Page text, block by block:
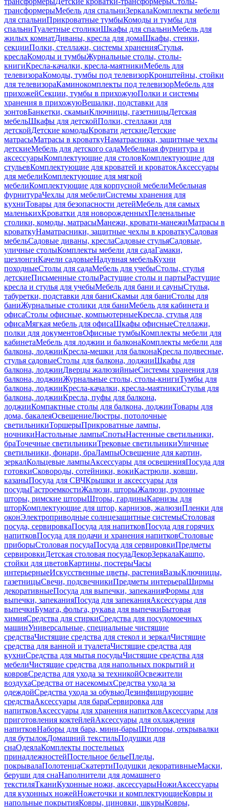
трансформерыМебель для спальниЗеркалаКомплекты мебели
для спальниПрикроватные тумбыКомоды и тумбы для
спальниТуалетные столикиШкафы для спальниМебель для
жилых комнатДиваны, кресла для домаШкафы, стенки,
секцииПолки, стеллажи, системы храненияСтулья,
креслаКомоды и тумбыЖурнальные столы, столы-
книгиКресла-качалки, кресла-маятникиМебель для
телевизораКомоды, тумбы под телевизорКронштейны, стойки
для телевизораКаминокомплекты под телевизорМебель для
прихожейСекции, тумбы в прихожуюПолки и системы
хранения в прихожуюВешалки, подставки для
зонтовБанкетки, скамьиКлючницы, газетницыДетская
мебельШкафы для детскойПолки, стеллажи для
детскойДетские комодыКровати детскиеДетские
матрасыМатрасы в кроваткуНаматрасники, защитные чехлы
детскиеМебель для детского садаМебельная фурнитура и
аксессуарыКомплектующие для столовКомплектующие для
стульевКомплектующие для кроватей и кроватокАксессуары
для мебелиКомплектующие для мягкой
мебелиКомплектующие для корпусной мебелиМебельная
фурнитураЧехлы для мебелиСистемы хранения для
кухниТовары для безопасности детейМебель для самых
маленькихКроватки для новорожденныхПеленальные
столики, комоды, матрасыМанежи, кровати-манежиМатрасы в
кроваткуНаматрасники, защитные чехлы в кроваткуСадовая
мебельСадовые диваны, креслаСадовые стульяСадовые,
уличные столыКомплекты мебели для садаГамаки,
шезлонгиКачели садовыеНадувная мебельКухни
походныеСтолы для садаМебель для учебыСтолы, стулья
детскиеПисьменные столыРастущие столы и партыРастущие
кресла и стулья для учебыМебель для бани и сауныСтулья,
табуретки, подставки для баниСкамьи для баниСтолы для
баниЖурнальные столики для баниМебель для кабинета и
офисаСтолы офисные, компьютерныеКресла, стулья для
офисаМягкая мебель для офисаШкафы офисныеСтеллажи,
полки для документовОфисные тумбыКомплекты мебели для
кабинетаМебель для лоджии и балконаКомплекты мебели для
балкона, лоджииКресла-мешки для балконаКресла подвесные,
стулья садовыеСтолы для балкона, лоджииШкафы для
балкона, лоджииДверцы жалюзийныеСистемы хранения для
балкона, лоджииЖурнальные столы, столы-книгиТумбы для
балкона, лоджииКресла-качалки, кресла-маятникиСтулья для
балкона, лоджииКресла, пуфы для балкона,
лоджииКомпактные столы для балкона, лоджииТовары для
дома, бакалеяОсвещениеЛюстры, потолочные
светильникиТоршерыПрикроватные лампы,
ночникиНастольные лампыСпотыНастенные светильники,
браТочечные светильникиТрековые светильникиУличные
светильники, фонари, браЛампыОсвещение для картин,
зеркалКольцевые лампыАксессуары для освещенияПосуда для
готовкиСковороды, сотейники, вокиКастрюли, ковши,
казаныПосуда для СВЧКрышки и аксессуары для
посудыГастроемкостиЖалюзи, шторыЖалюзи, рулонные
шторы, римские шторыШторы, гардиныКарнизы для
шторКомплектующие для штор, карнизов, жалюзиПленки для
оконЭлектроприводные солнцезащитные системыСтоловая
посуда, сервировкаПосуда для напитковПосуда для горячих
напитковПосуда для подачи и хранения напитковСтоловые
приборыСтоловая посудаПосуда для сервировкиПредметы
сервировкиДетская столовая посудаДекорЗеркалаКашпо,
стойки для цветовКартины, постерыЧасы
интерьерныеИскусственные цветы, растенияВазыКлючницы,
газетницыСвечи, подсвечникиПредметы интерьераШирмы
декоративныеПосуда для выпечки, запеканияФормы для
выпечки, запеканияПосуда для запеканияАксессуары для
выпечкиБумага, фольга, рукава для выпечкиБытовая
химияСредства для стиркиСредства для посудомоечных
машинУниверсальные, специальные чистящие
средстваЧистящие средства для стекол и зеркалЧистящие
средства для ванной и туалетаЧистящие средства для
кухниСредства для мытья посудыЧистящие средства для
мебелиЧистящие средства для напольных покрытий и
ковровСредства для ухода за техникойОсвежители
воздухаСредства от насекомыхСредства ухода за
одеждойСредства ухода за обувьюДезинфицирующие
средстваАксессуары для бараСервировка для
напитковАксессуары для хранения напитковАксессуары для
приготовления коктейлейАксессуары для охлаждения
напитковНаборы для бара, мини-барыШтопоры, открывалки
для бутылокДомашний текстильПодушки для
снаОдеялаКомплекты постельных
принадлежностейПостельное бельеПледы,
покрывалаПолотенцаСкатертиПодушки декоративныеМаски,
беруши для снаНаполнители для домашнего
текстиляТканиКухонные ножи, аксессуарыНожиАксессуары
для кухонных ножейНожеточки и комплектующиеКовры и
напольные покрытияКовры, циновки, шкурыКовры,